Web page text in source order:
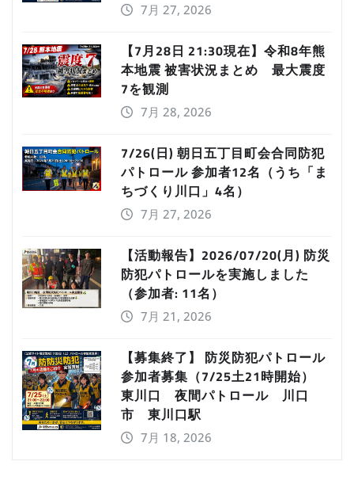
7月 27, 2026
【7月28日 21:30現在】令和8年熊
本地震 被害状況まとめ 最大震度
7を観測
7月 28, 2026
7/26(日) 朝日五丁目町会合同防犯
パトロール 参加者12名（うち「ま
ちづくり川口」4名）
7月 27, 2026
【活動報告】2026/07/20(月) 防災
防犯パトロールを実施しました
（参加者: 11名）
7月 21, 2026
【募集終了】 防災防犯パトロール
参加者募集（7/25土21時開始）
東川口 夜間パトロール 川口
市 東川口駅
7月 18, 2026